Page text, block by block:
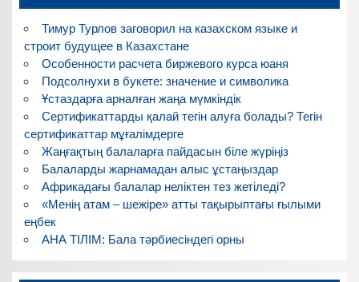
Тимур Турлов заговорил на казахском языке и
строит будущее в Казахстане
Особенности расчета биржевого курса юаня
Подсолнухи в букете: значение и символика
Ұстаздарға арналған жаңа мүмкіндік
Сертификаттарды қалай тегін алуға болады? Тегін
сертификаттар мұғалімдерге
Жаңғақтың балаларға пайдасын біле жүріңіз
Балаларды жарнамадан алыс ұстаңыздар
Африкадағы балалар неліктен тез жетіледі?
«Менің атам – шежіре» атты тақырыптағы ғылыми
еңбек
АНА ТІЛІМ: Бала тәрбиесіндегі орны